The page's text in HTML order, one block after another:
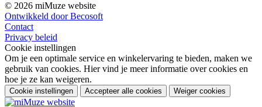
© 2026 miMuze website
Ontwikkeld door Becosoft
Contact
Privacy beleid
Cookie instellingen
Om je een optimale service en winkelervaring te bieden, maken we
gebruik van cookies. Hier vind je meer informatie over cookies en
hoe je ze kan weigeren.
Cookie instellingen Accepteer alle cookies Weiger cookies